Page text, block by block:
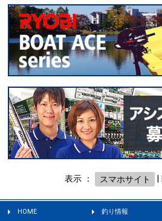
表示 ： スマホサイト
HOME 釣り情報